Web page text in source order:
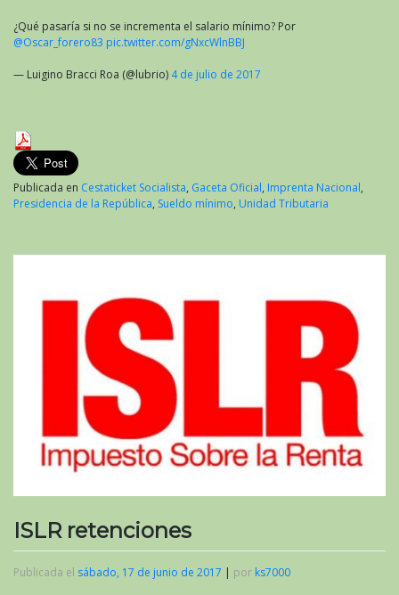
¿Qué pasaría si no se incrementa el salario mínimo? Por
@Oscar_forero83 pic.twitter.com/gNxcWlnBBJ
— Luigino Bracci Roa (@lubrio) 4 de julio de 2017
Publicada en Cestaticket Socialista, Gaceta Oficial, Imprenta Nacional,
Presidencia de la República, Sueldo mínimo, Unidad Tributaria
ISLR retenciones
Publicada el sábado, 17 de junio de 2017 | por ks7000